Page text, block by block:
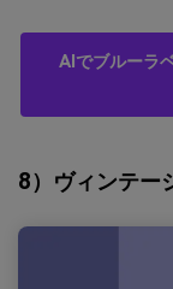
AIでブルーラ
8）ヴィンテー